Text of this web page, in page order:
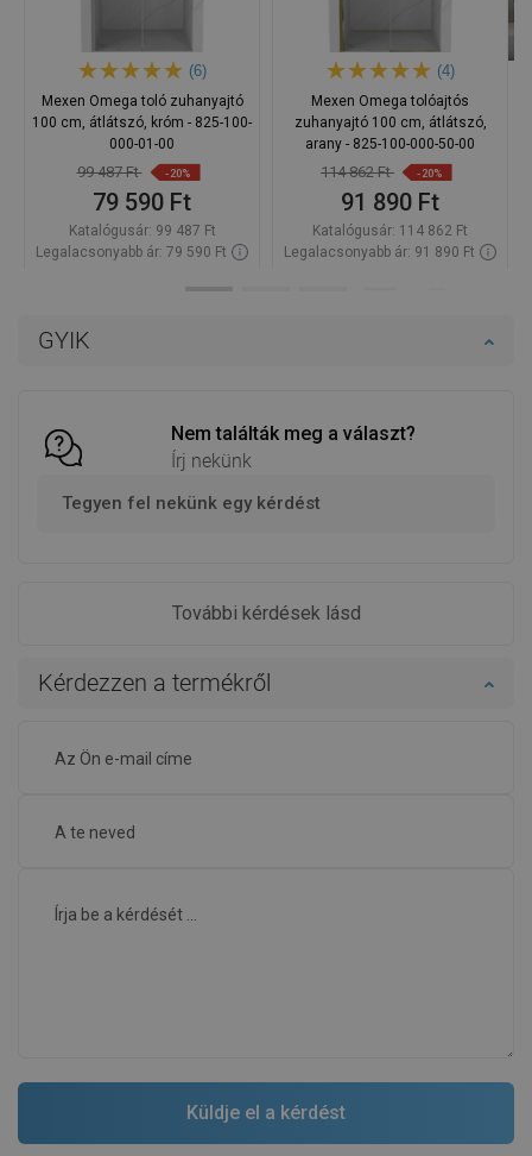
GYIK
Nem találták meg a választ?
Írj nekünk
Tegyen fel nekünk egy kérdést
További kérdések lásd
Kérdezzen a termékről
(6)
Mexen Omega toló zuhanyajtó
100 cm, átlátszó, króm - 825-100-
000-01-00
99 487 Ft -20%
79 590 Ft
Katalógusár: 99 487 Ft
Legalacsonyabb ár: 79 590 Ft
(4)
Mexen Omega tolóajtós
zuhanyajtó 100 cm, átlátszó,
arany - 825-100-000-50-00
114 862 Ft -20%
91 890 Ft
Katalógusár: 114 862 Ft
Legalacsonyabb ár: 91 890 Ft